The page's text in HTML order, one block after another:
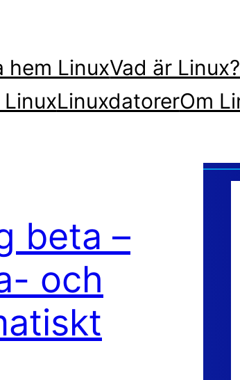
hem LinuxVad är Linux?
LinuxdatorerOm
beta –
och